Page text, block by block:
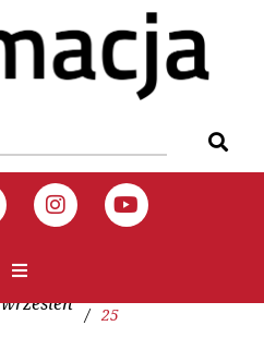
wrzesień / 25